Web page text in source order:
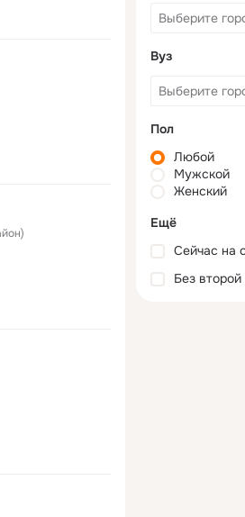
Вуз
Пол
Любой
Мужской
Женский
Ещё
Сейчас на
Без